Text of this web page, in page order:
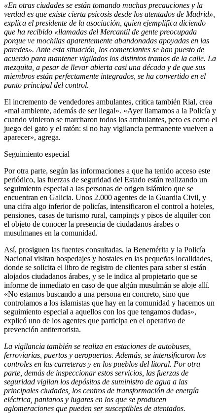
«En otras ciudades se están tomando muchas precauciones y la
verdad es que existe cierta psicosis desde los atentados de Madrid»,
explica el presidente de la asociación, quien ejemplifica diciendo
que ha recibido «llamadas del Mercantil de gente preocupada
porque ve mochilas aparentemente abandonadas apoyadas en las
paredes». Ante esta situación, los comerciantes se han puesto de
acuerdo para mantener vigilados los distintos tramos de la calle. La
mezquita, a pesar de llevar abierta casi una década y de que sus
miembros están perfectamente integrados, se ha convertido en el
punto principal del control.
El incremento de vendedores ambulantes, critica también Rial, crea
«mal ambiente, además de ser ilegal». «Ayer llamamos a la Policía y
cuando vinieron se marcharon todos los ambulantes, pero es como el
juego del gato y el ratón: si no hay vigilancia permanente vuelven a
aparecer», agrega.
Seguimiento especial
Por otra parte, según las informaciones a que ha tenido acceso este
periódico, las fuerzas de seguridad del Estado están realizando un
seguimiento especial a las personas de origen islámico que se
encuentran en Galicia. Unos 2.000 agentes de la Guardia Civil, y
una cifra algo inferior de policías, intensificaron el control a hoteles,
pensiones, casas de turismo rural, campings y pisos de alquiler con
el objeto de conocer la presencia de ciudadanos árabes o
musulmanes en la comunidad.
Así, prosiguen las fuentes consultadas, la Benemérita y la Policía
Nacional visitan hospedajes y hostales en las pequeñas localidades,
donde se solicita el libro de registro de clientes para saber si están
alojados ciudadanos árabes, y se le indica al propietario que se
informe de inmediato en caso de que algún musulmán se aloje allí.
«No estamos buscando a una persona en concreto, sino que
controlamos a los islamistas que hay en la comunidad y hacemos un
seguimiento especial a aquellos con los que tengamos dudas»,
explicó uno de los agentes que participa en el operativo de
prevención antiterrorista.
La vigilancia también se realiza en estaciones de autobuses,
ferroviarias, puertos y aeropuertos. Además, se intensificaron los
controles en las carreteras y en los pueblos del litoral. Por otra
parte, demás de inspeccionar estos servicios, las fuerzas de
seguridad vigilan los depósitos de suministro de agua a las
principales ciudades, los centros de transformación de energía
eléctrica, pantanos y lugares en los que se producen
aglomeraciones que pueden ser susceptibles de atentados.